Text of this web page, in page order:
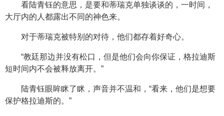
看陆青钰的意思，是要和蒂瑞克单独谈谈的，一时间，
大厅内的人都露出不同的神色来。
对于蒂瑞克被特别的对待，他们都存着好奇心。
“教廷那边并没有松口，但是他们会向你保证，格拉迪斯
短时间内不会被释放离开。”
陆青钰眼眸眯了眯，声音并不温和，“看来，他们是想要
保护格拉迪斯的。”